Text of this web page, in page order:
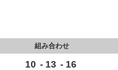
組み合わせ
10 - 13 - 16